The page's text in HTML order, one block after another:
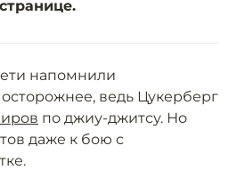
странице.
напомнили
ведь Цукерберг
по джиу-джитсу. Но
даже к бою с